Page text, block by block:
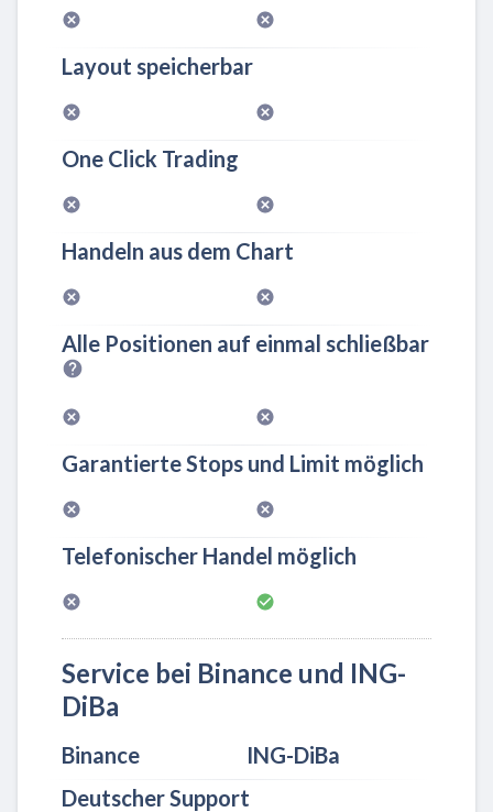
Layout speicherbar
One Click Trading
Handeln aus dem Chart
Alle Positionen auf einmal schließbar
Garantierte Stops und Limit möglich
Telefonischer Handel möglich
Service bei Binance und ING-
DiBa
Binance
ING-DiBa
Deutscher Support